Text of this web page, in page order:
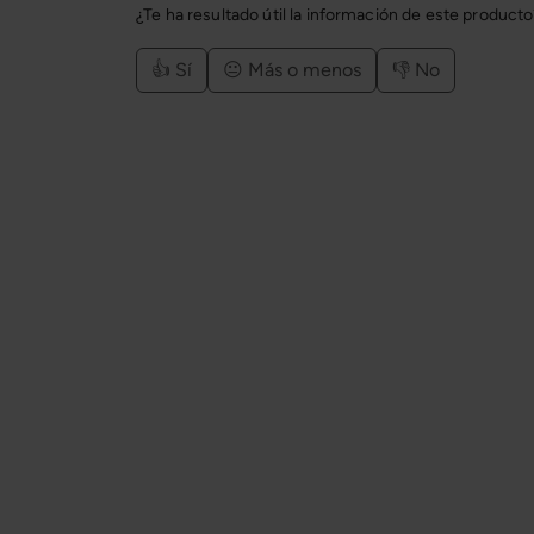
¿Te ha resultado útil la información de este
👍 Sí 😐 Más o menos 👎 No